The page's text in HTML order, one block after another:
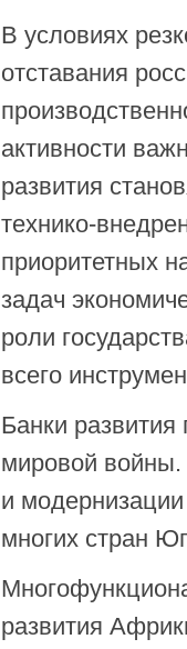
В условиях
отставания
активности
развития
технико-
приоритетных
задач
роли
всего
Банки
мировой войны.
и
многих стран
развития